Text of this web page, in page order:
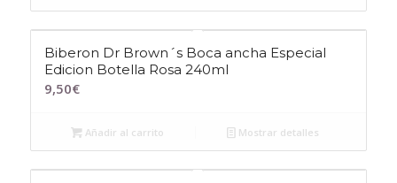
Biberon Dr Brown´s Boca ancha Especial
Edicion Botella Rosa 240ml
9,50€
Añadir al carrito Mostrar detalles